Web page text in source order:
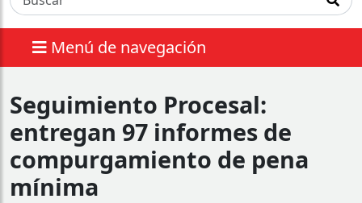
Menú de navegación
Seguimiento Procesal:
entregan 97 informes de
compurgamiento de pena
mínima